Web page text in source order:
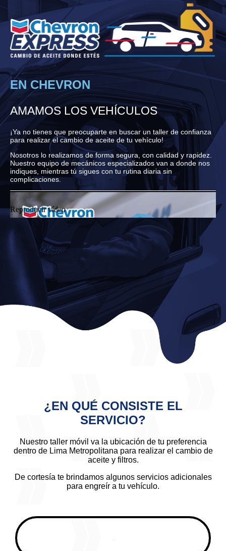
EN CHEVRON
AMAMOS LOS VEHÍCULOS
¡Ya no tienes que preocuparte en buscar un taller de confianza
para realizar el cambio de aceite de tu vehículo!
Nosotros lo realizamos de forma segura, con calidad y rapidez.
Nuestro equipo de mecánicos especializados van a donde nos
indiques, mientras tú sigues con tu rutina diaria sin
complicaciones.
Reproducir vídeo
¿EN QUÉ CONSISTE EL
SERVICIO?
Nuestro taller móvil va la ubicación de tu preferencia
dentro de Lima Metropolitana para realizar el cambio de
aceite y filtros.
De cortesía te brindamos algunos servicios adicionales
para engreír a tu vehículo.